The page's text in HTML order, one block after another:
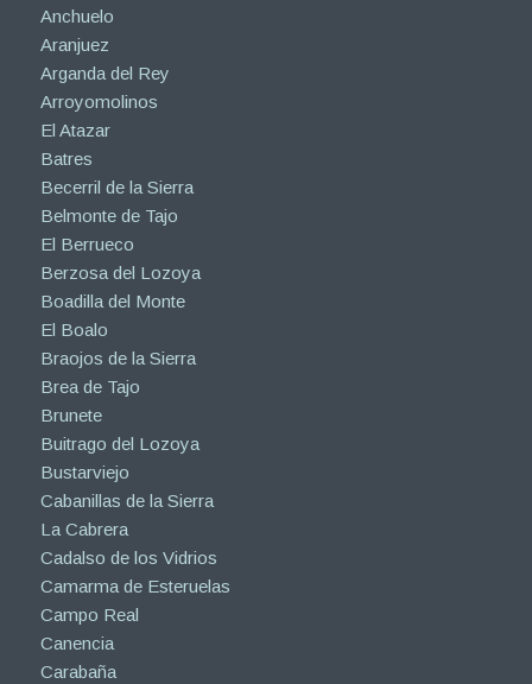
Anchuelo
Aranjuez
Arganda del Rey
Arroyomolinos
El Atazar
Batres
Becerril de la Sierra
Belmonte de Tajo
El Berrueco
Berzosa del Lozoya
Boadilla del Monte
El Boalo
Braojos de la Sierra
Brea de Tajo
Brunete
Buitrago del Lozoya
Bustarviejo
Cabanillas de la Sierra
La Cabrera
Cadalso de los Vidrios
Camarma de Esteruelas
Campo Real
Canencia
Carabaña